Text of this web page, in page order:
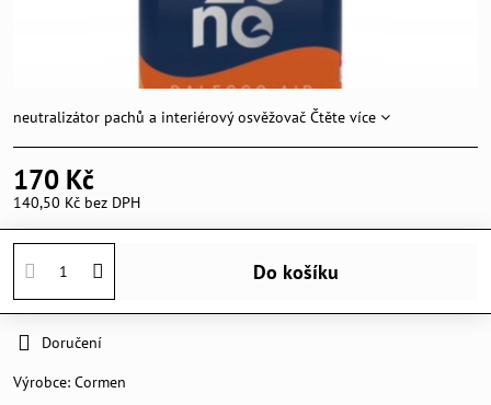
neutralizátor pachů a interiérový osvěžovač Čtěte více
170 Kč
140,50 Kč bez DPH
Do košíku
Doručení
Výrobce: Cormen